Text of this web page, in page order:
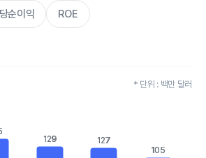
순이익 ROE
* 단위 : 백만 달러
Chart
displaying categories.
displaying values. Data ranges from
129
129 127
127
105
105